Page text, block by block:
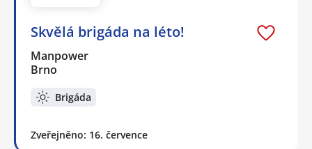
Skvělá brigáda na léto!
Manpower
Brno
Brigáda
Zveřejněno: 16. července